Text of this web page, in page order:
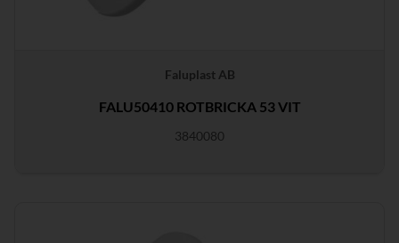
Faluplast AB
FALU50410 ROTBRICKA 53 VIT
3840080